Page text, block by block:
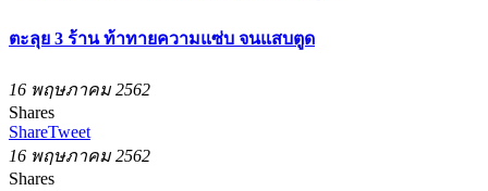
ตะลุย 3 ร้าน ท้าทายความแซ่บ จนแสบตูด
16 พฤษภาคม 2562
Shares
ShareTweet
16 พฤษภาคม 2562
Shares